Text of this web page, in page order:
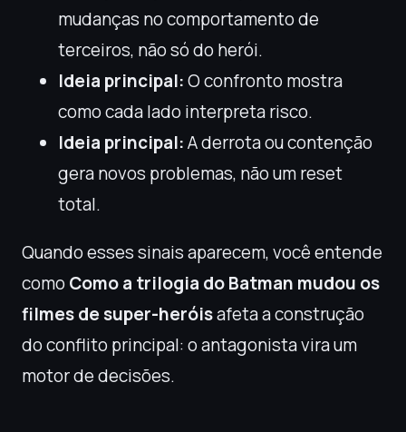
mudanças no comportamento de
terceiros, não só do herói.
Ideia principal:O confronto mostra
como cada lado interpreta risco.
Ideia principal:A derrota ou contenção
gera novos problemas, não um reset
total.
Quando esses sinais aparecem, você entende
comoComo a trilogia do Batman mudou os
filmes de super-heróisafeta a construção
do conflito principal: o antagonista vira um
motor de decisões.